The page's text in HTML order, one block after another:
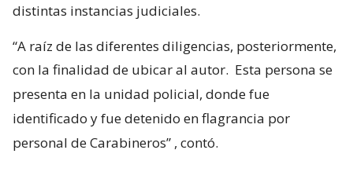
distintas instancias judiciales.
“A raíz de las diferentes diligencias, posteriormente,
con la finalidad de ubicar al autor. Esta persona se
presenta en la unidad policial, donde fue
identificado y fue detenido en flagrancia por
personal de Carabineros” , contó.